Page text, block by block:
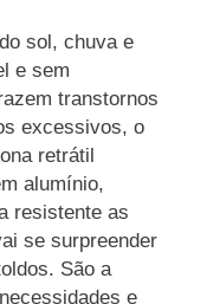
sol, chuva e
e sem
transtornos
excessivos, o
retrátil
alumínio,
resistente as
se surpreender
São a
e